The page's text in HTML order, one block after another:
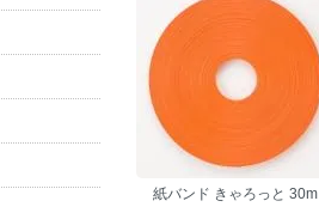
紙バンド きゃろっと 30m